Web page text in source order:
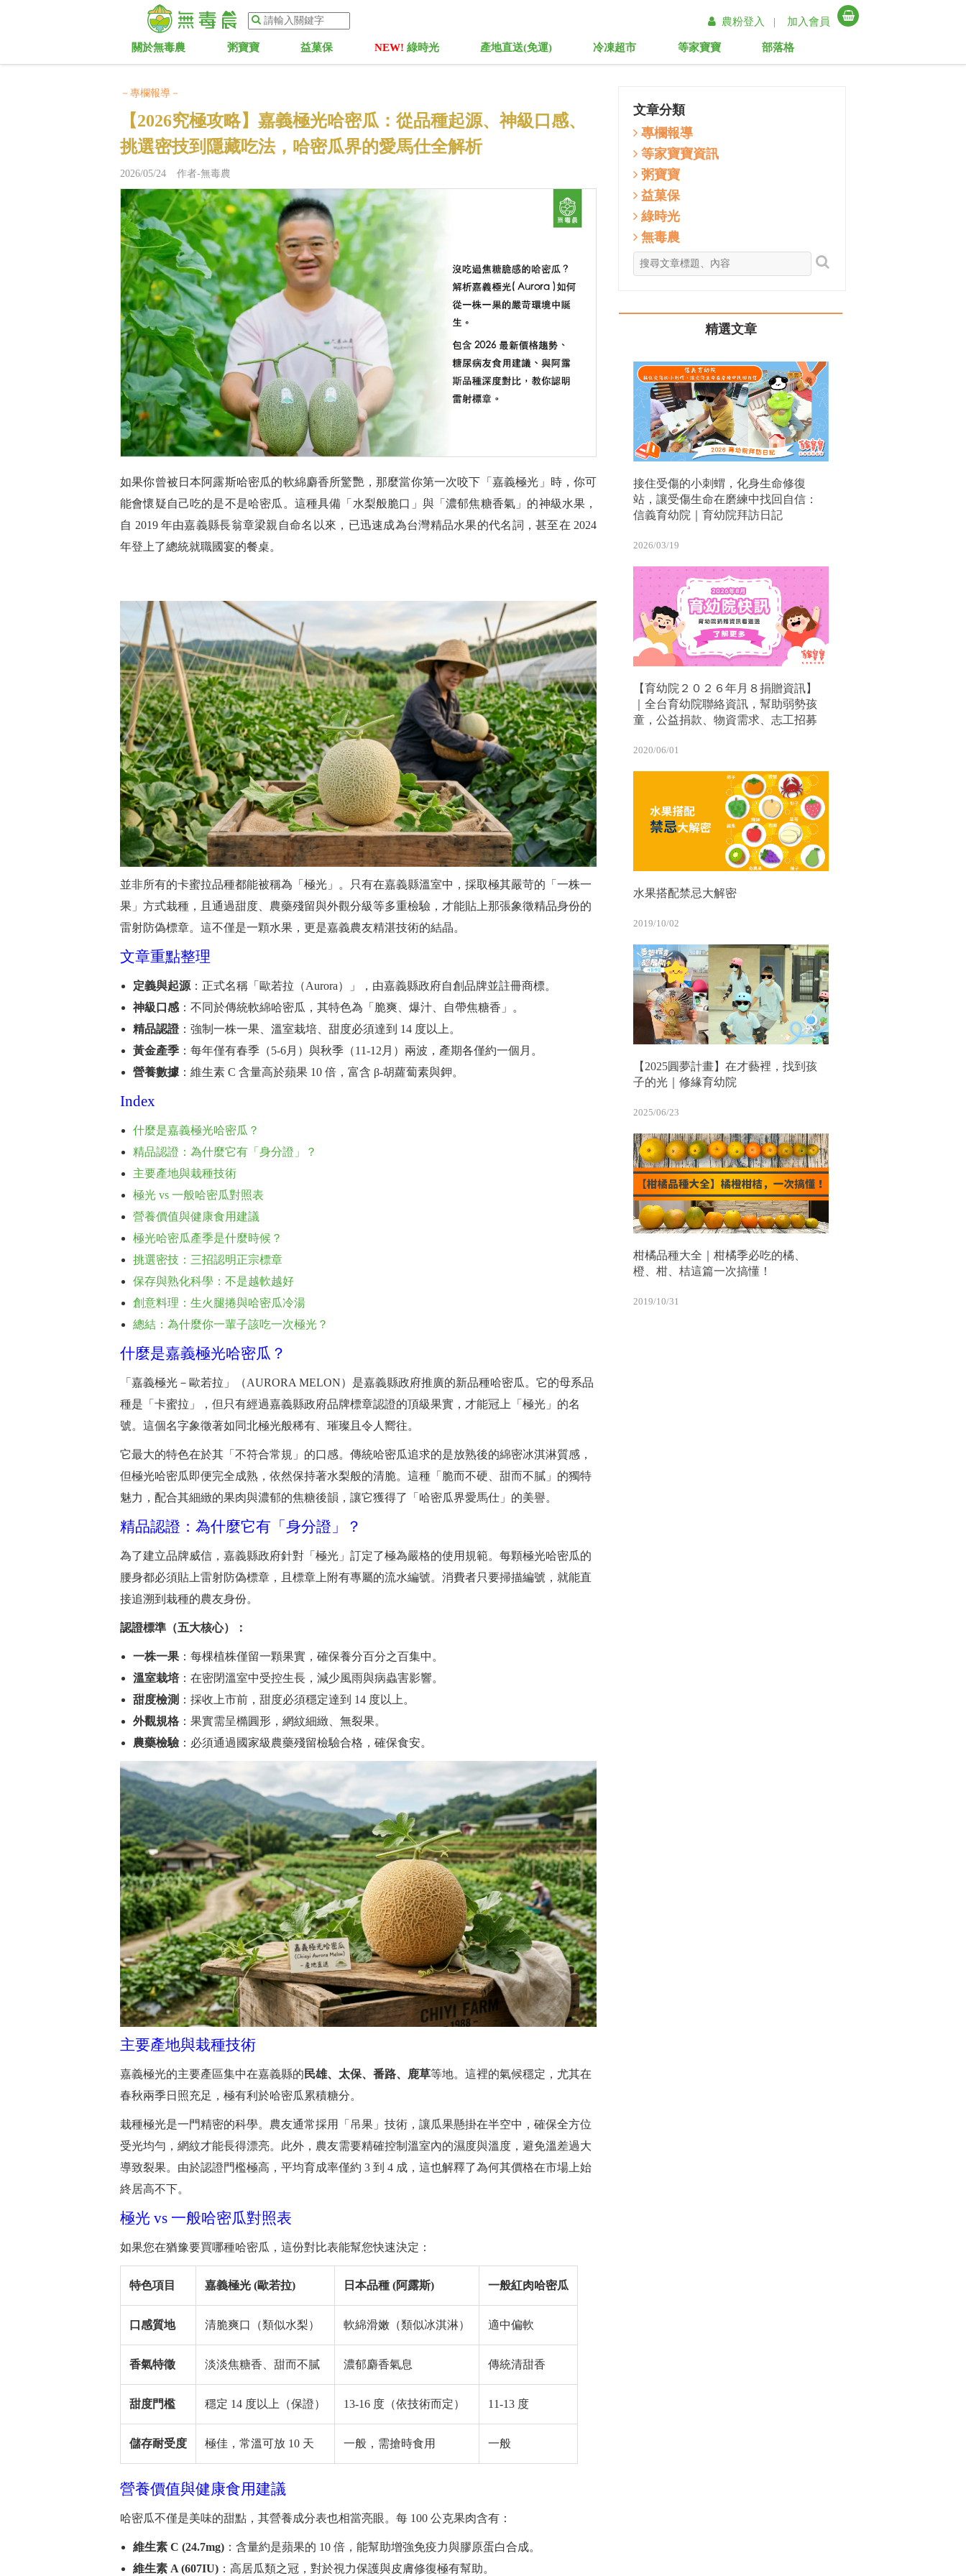
農粉登入 | 加入會員
關於無毒農 粥寶寶 益菓保 NEW! 綠時光 產地直送(免運) 冷凍超市 等家寶寶 部落格
－專欄報導－
【2026究極攻略】嘉義極光哈密瓜：從品種起源、神級口感、
挑選密技到隱藏吃法，哈密瓜界的愛馬仕全解析
2026/05/24 作者-無毒農
如果你曾被日本阿露斯哈密瓜的軟綿麝香所驚艷，那麼當你第一次咬下「嘉義極光」時，你可
能會懷疑自己吃的是不是哈密瓜。這種具備「水梨般脆口」與「濃郁焦糖香氣」的神級水果，
自 2019 年由嘉義縣長翁章梁親自命名以來，已迅速成為台灣精品水果的代名詞，甚至在 2024
年登上了總統就職國宴的餐桌。
並非所有的卡蜜拉品種都能被稱為「極光」。只有在嘉義縣溫室中，採取極其嚴苛的「一株一
果」方式栽種，且通過甜度、農藥殘留與外觀分級等多重檢驗，才能貼上那張象徵精品身份的
雷射防偽標章。這不僅是一顆水果，更是嘉義農友精湛技術的結晶。
文章重點整理
定義與起源 ：正式名稱「歐若拉（Aurora）」，由嘉義縣政府自創品牌並註冊商標。
神級口感 ：不同於傳統軟綿哈密瓜，其特色為「脆爽、爆汁、自帶焦糖香」。
精品認證：強制一株一果、溫室栽培、甜度必須達到 14 度以上。
黃金產季 ：每年僅有春季（5-6月）與秋季（11-12月）兩波，產期各僅約一個月。
營養數據 ：維生素 C 含量高於蘋果 10 倍，富含 β-胡蘿蔔素與鉀。
Index
什麼是嘉義極光哈密瓜？
精品認證：為什麼它有「身分證」？
主要產地與栽種技術
極光 vs 一般哈密瓜對照表
營養價值與健康食用建議
極光哈密瓜產季是什麼時候？
挑選密技：三招認明正宗標章
保存與熟化科學：不是越軟越好
創意料理：生火腿捲與哈密瓜冷湯
總結：為什麼你一輩子該吃一次極光？
什麼是嘉義極光哈密瓜？
「嘉義極光－歐若拉」（AURORA MELON）是嘉義縣政府推廣的新品種哈密瓜。它的母系品
種是「卡蜜拉」，但只有經過嘉義縣政府品牌標章認證的頂級果實，才能冠上「極光」的名
號。這個名字象徵著如同北極光般稀有、璀璨且令人嚮往。
它最大的特色在於其「不符合常規」的口感。傳統哈密瓜追求的是放熟後的綿密冰淇淋質感，
但極光哈密瓜即便完全成熟，依然保持著水梨般的清脆。這種「脆而不硬、甜而不膩」的獨特
魅力，配合其細緻的果肉與濃郁的焦糖後韻，讓它獲得了「哈密瓜界愛馬仕」的美譽。
精品認證：為什麼它有「身分證」？
為了建立品牌威信，嘉義縣政府針對「極光」訂定了極為嚴格的使用規範。每顆極光哈密瓜的
腰身都必須貼上雷射防偽標章，且標章上附有專屬的流水編號。消費者只要掃描編號，就能直
接追溯到栽種的農友身份。
認證標準（五大核心）：
一株一果 ：每棵植株僅留一顆果實，確保養分百分之百集中。
溫室栽培：在密閉溫室中受控生長，減少風雨與病蟲害影響。
甜度檢測 ：採收上市前，甜度必須穩定達到 14 度以上。
外觀規格 ：果實需呈橢圓形，網紋細緻、無裂果。
農藥檢驗 ：必須通過國家級農藥殘留檢驗合格，確保食安。
主要產地與栽種技術
嘉義極光的主要產區集中在嘉義縣的 民雄、太保、番路、鹿草等地。這裡的氣候穩定，尤其在
春秋兩季日照充足，極有利於哈密瓜累積糖分。
栽種極光是一門精密的科學。農友通常採用「吊果」技術，讓瓜果懸掛在半空中，確保全方位
受光均勻，網紋才能長得漂亮。此外，農友需要精確控制溫室內的濕度與溫度，避免溫差過大
導致裂果。由於認證門檻極高，平均育成率僅約 3 到 4 成，這也解釋了為何其價格在市場上始
終居高不下。
極光 vs 一般哈密瓜對照表
如果您在猶豫要買哪種哈密瓜，這份對比表能幫您快速決定：
特色項目 嘉義極光 (歐若拉) 日本品種 (阿露斯) 一般紅肉哈密瓜
口感質地 清脆爽口（類似水梨） 軟綿滑嫩（類似冰淇淋） 適中偏軟
香氣特徵 淡淡焦糖香、甜而不膩 濃郁麝香氣息 傳統清甜香
甜度門檻 穩定 14 度以上（保證） 13-16 度（依技術而定） 11-13 度
儲存耐受度 極佳，常溫可放 10 天 一般，需搶時食用 一般
營養價值與健康食用建議
哈密瓜不僅是美味的甜點，其營養成分表也相當亮眼。每 100 公克果肉含有：
維生素 C (24.7mg) ：含量約是蘋果的 10 倍，能幫助增強免疫力與膠原蛋白合成。
維生素 A (607IU) ：高居瓜類之冠，對於視力保護與皮膚修復極有幫助。
文章分類
專欄報導
等家寶寶資訊
粥寶寶
益菓保
綠時光
無毒農
精選文章
接住受傷的小刺蝟，化身生命修復
站，讓受傷生命在磨練中找回自信：
信義育幼院｜育幼院拜訪日記
2026/03/19
【育幼院２０２６年月８捐贈資訊】
｜全台育幼院聯絡資訊，幫助弱勢孩
童，公益捐款、物資需求、志工招募
2020/06/01
水果搭配禁忌大解密
2019/10/02
【2025圓夢計畫】在才藝裡，找到孩
子的光｜修緣育幼院
2025/06/23
柑橘品種大全｜柑橘季必吃的橘、
橙、柑、桔這篇一次搞懂！
2019/10/31